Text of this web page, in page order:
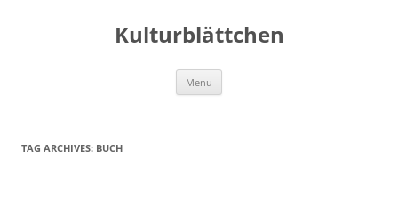
Kulturblättchen
Menu
TAG ARCHIVES: BUCH